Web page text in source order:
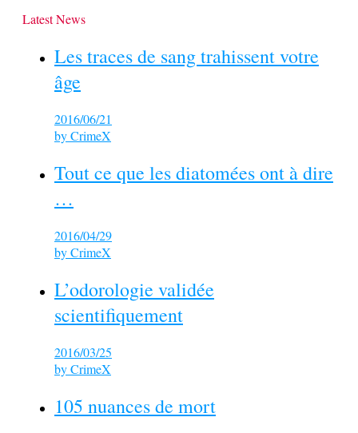
Latest News
Les traces de sang trahissent votre
âge
2016/06/21
byCrimeX
Tout ce que les diatomées ont à dire
…
2016/04/29
byCrimeX
L’odorologie validée
scientifiquement
2016/03/25
byCrimeX
105 nuances de mort